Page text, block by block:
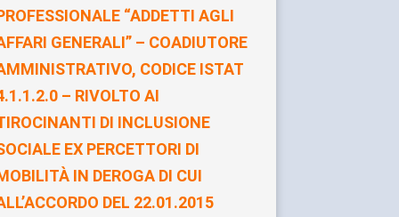
“ADDETTI AGLI
GENERALI” – COADIUTORE
CODICE ISTAT
– RIVOLTO AI
DI INCLUSIONE
EX PERCETTORI DI
IN DEROGA DI CUI
DEL 22.01.2015